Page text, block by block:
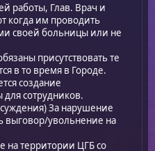
работы, Глав. Врач и
когда им проводить
своей больницы или не
присутствовать те
в то время в Городе.
создание
сотрудников.
За нарушение
выговор/увольнение на
на территории ЦГБ со